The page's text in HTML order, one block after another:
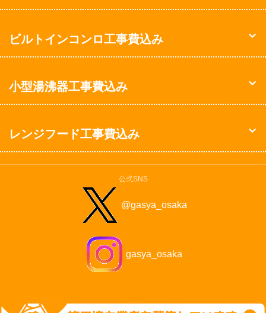
ビルトインコンロ工事費込み
小型湯沸器工事費込み
レンジフード工事費込み
公式SNS
@gasya_osaka
gasya_osaka